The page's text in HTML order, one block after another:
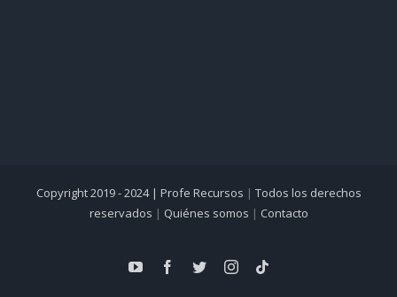
Copyright 2019 - 2024 | Profe Recursos | Todos los derechos
reservados | Quiénes somos | Contacto
YouTubeFacebook
TwitterInstagram
Tiktok